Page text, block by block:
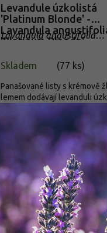
Levandule úzkolistá
'Platinum Blonde' -
Lavandula
'Platinum Blonde'
Lavandula angustifolia
Skladem
(77 ks)
119 Kč / ks
Detail
Panašované listy s krémově
lemem dodávají levanduli
'Platinum Blonde' barvu i